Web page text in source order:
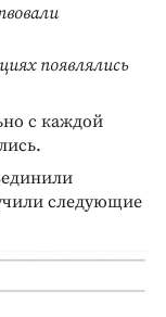
появлялись
с каждой
следующие